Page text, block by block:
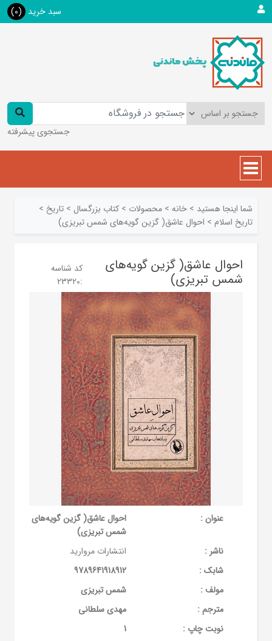
سبد خرید (0)
جستجوی پیشرفته
شما اینجا هستید > خانه > محصولات > کتاب بزرگسال > تاريخ >
تاريخ اسلام > احوال عاشق( گزین گویه‌های شمس تبریزی)
احوال عاشق( گزین گویه‌های
شمس تبریزی)
کد شناسه
:
23320
عنوان :
احوال عاشق( گزین گویه‌های
شمس تبریزی)
ناشر :
انتشارات مروارید
شابک :
9789641918912
مولف :
شمس تبریزی
مترجم :
مهدی سلطانی
نوبت چاپ :
1